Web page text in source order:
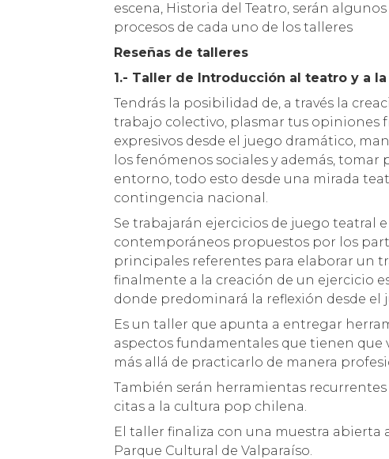
escena, Historia del Teatro, serán
procesos de cada uno de los talleres
Reseñas de talleres
1.- Taller de Introducción al teatro y a
Tendrás la posibilidad de, a través la
trabajo colectivo, plasmar tus opiniones
expresivos desde el juego dramático,
los fenómenos sociales y además,
entorno, todo esto desde una mirada
contingencia nacional.
Se trabajarán ejercicios de juego teatral
contemporáneos propuestos por los
principales referentes para elaborar un
finalmente a la creación de un ejercicio
donde predominará la reflexión desde
Es un taller que apunta a entregar
aspectos fundamentales que tienen que
más allá de practicarlo de manera
También serán herramientas
citas a la cultura pop chilena.
El taller finaliza con una muestra abierta
Parque Cultural de Valparaíso.